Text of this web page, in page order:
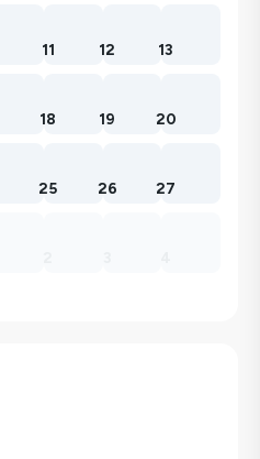
11 12 13
18 19 20
25 26 27